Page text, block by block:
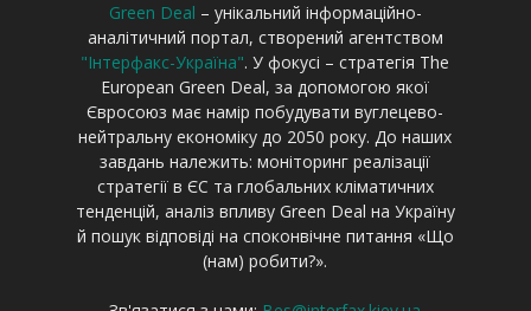
Green Deal – унікальний інформаційно-
аналітичний портал, створений агентством
"Інтерфакс-Україна". У фокусі – стратегія The
European Green Deal, за допомогою якої
Євросоюз має намір побудувати вуглецево-
нейтральну економіку до 2050 року. До наших
завдань належить: моніторинг реалізації
стратегії в ЄС та глобальних кліматичних
тенденцій, аналіз впливу Green Deal на Україну
й пошук відповіді на споконвічне питання «Що
(нам) робити?».